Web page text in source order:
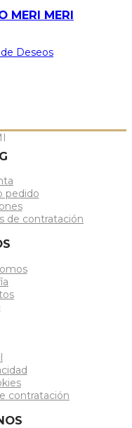
MERI MERI
Deseos
pedido
de contratación
contratación